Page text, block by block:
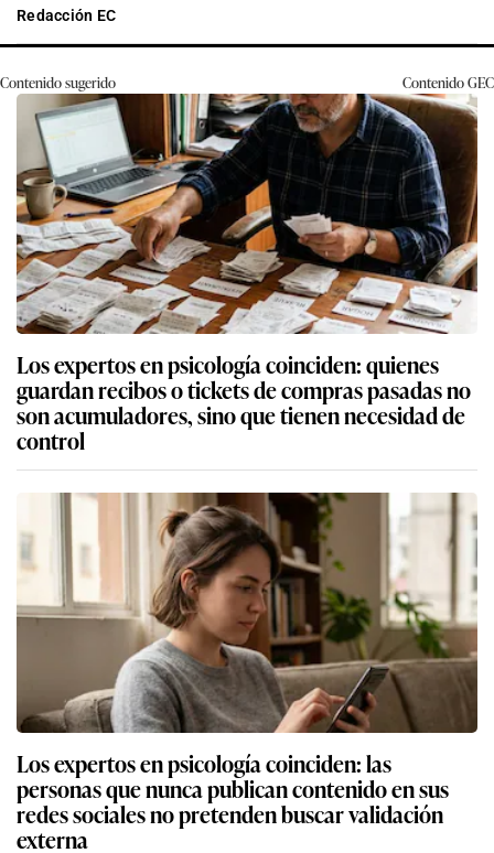
Redacción EC
Contenido sugerido ContenidoGEC
Los expertos en psicología coinciden: quienes
guardan recibos o tickets de compras pasadas no
son acumuladores, sino que tienen necesidad de
control
Los expertos en psicología coinciden: las
personas que nunca publican contenido en sus
redes sociales no pretenden buscar validación
externa